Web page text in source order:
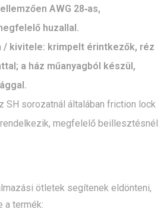
AWG 28‑as,
huzallal.
/ kivitele: krimpelt érintkezők, réz
a ház műanyagból készül,
SH sorozatnál általában friction lock
megfelelő beillesztésnél
ötletek segítenek eldönteni,
a termék: